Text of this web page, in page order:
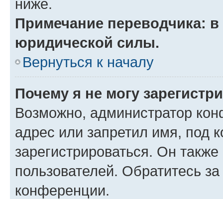
ниже.
Примечание переводчика:
юридической силы.
Вернуться к началу
Почему я не могу
Возможно, администратор
адрес или запретил имя, под
зарегистрироваться. Он
пользователей. Обратитесь
конференции.